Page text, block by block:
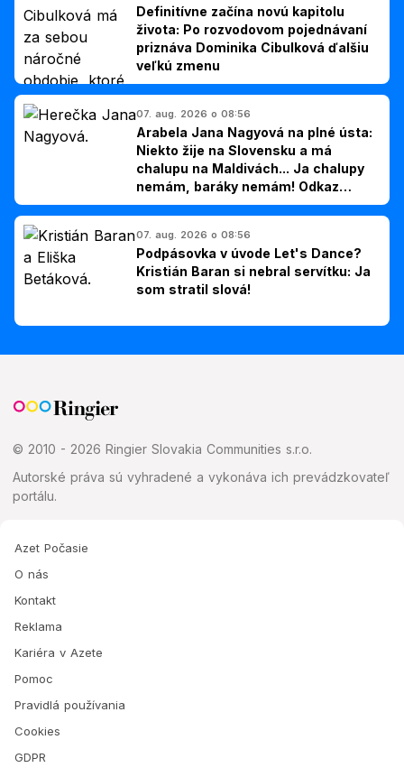
Definitívne začína novú kapitolu
života: Po rozvodovom pojednávaní
priznáva Dominika Cibulková ďalšiu
veľkú zmenu
07. aug. 2026 o 08:56
Arabela Jana Nagyová na plné ústa:
Niekto žije na Slovensku a má
chalupu na Maldivách... Ja chalupy
nemám, baráky nemám! Odkaz
Slovákom
07. aug. 2026 o 08:56
Podpásovka v úvode Let's Dance?
Kristián Baran si nebral servítku: Ja
som stratil slová!
© 2010 - 2026 Ringier Slovakia Communities s.r.o.
Autorské práva sú vyhradené a vykonáva ich prevádzkovateľ
portálu.
Azet Počasie
O nás
Kontakt
Reklama
Kariéra v Azete
Pomoc
Pravidlá používania
Cookies
GDPR